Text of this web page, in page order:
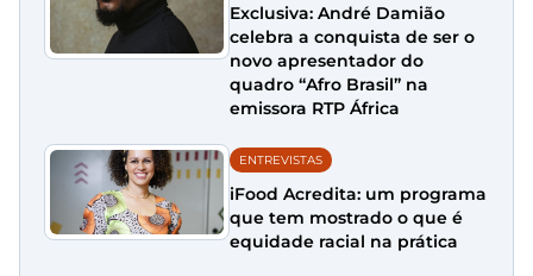
Exclusiva: André Damião
celebra a conquista de ser o
novo apresentador do
quadro “Afro Brasil” na
emissora RTP África
ENTREVISTAS
iFood Acredita: um programa
que tem mostrado o que é
equidade racial na prática